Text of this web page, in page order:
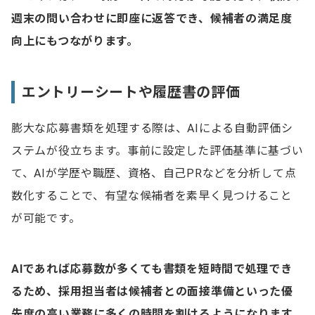
週末の問い合わせに即座に返答でき、候補者の満足度
向上にもつながります。
エントリーシートや履歴書の評価
膨大な応募書類を処理する際は、AIによる自動評価シ
ステムが役立ちます。事前に設定した評価基準に基づい
て、AIが学歴や職歴、資格、自己PRなどを分析して点
数化することで、有望な候補者を素早く見つけること
が可能です。
AIであれば応募数が多くても書類を短時間で処理でき
るため、採用担当者は候補者との面接準備といった優